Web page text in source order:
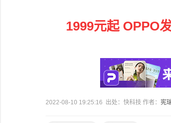
1999元起 OPPO
2022-08-10 19:25:16 出处：快科技 作者： 宪